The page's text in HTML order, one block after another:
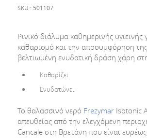
SKU : 501107
Ρινικό διάλυµα καθημερινής υγιεινής
καθαρισμό και την αποσυμφόρηση
βελτιωμένη ενυδατική δράση χάρη
Καθαρίζει
Ενυδατώνει
Το θαλασσινό νερό Frezymar Isotonic
απευθείας από την ελεγχόµενη
Cancale στη Βρετάνη που είναι